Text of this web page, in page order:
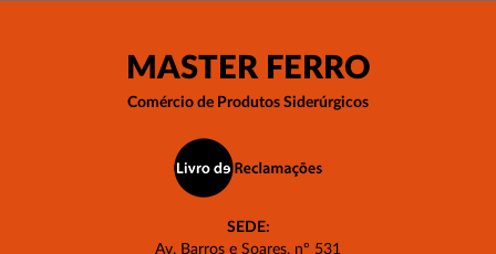
MASTER FERRO
Comércio de Produtos Siderúrgicos
SEDE:
Av. Barros e Soares, nº 531